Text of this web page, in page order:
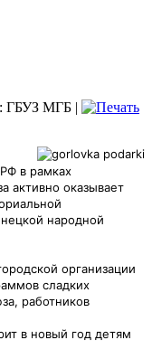
ГБУЗ МГБ |
в рамках
активно оказывает
народной
организации
сладких
работников
в новый год детям